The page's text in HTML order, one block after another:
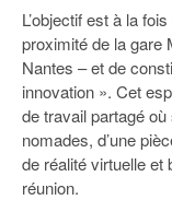
L’objectif est à la
proximité de la gare
Nantes – et de
innovation ». Cet
de travail partagé
nomades, d’une
de réalité virtuelle et
réunion.